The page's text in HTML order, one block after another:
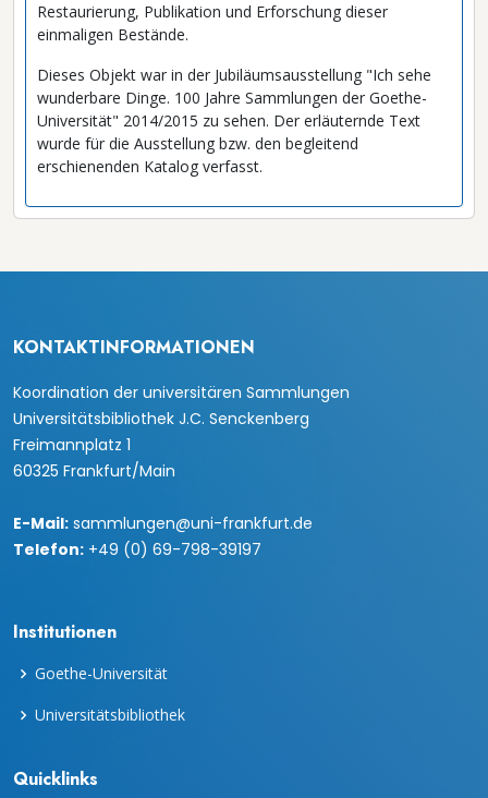
Restaurierung, Publikation und Erforschung dieser
einmaligen Bestände.
Dieses Objekt war in der Jubiläumsausstellung "Ich sehe
wunderbare Dinge. 100 Jahre Sammlungen der Goethe-
Universität" 2014/2015 zu sehen. Der erläuternde Text
wurde für die Ausstellung bzw. den begleitend
erschienenden Katalog verfasst.
KONTAKTINFORMATIONEN
Koordination der universitären Sammlungen
Universitätsbibliothek J.C. Senckenberg
Freimannplatz 1
60325 Frankfurt/Main
E-Mail: sammlungen@uni-frankfurt.de
Telefon: +49 (0) 69-798-39197
Institutionen
Goethe-Universität
Universitätsbibliothek
Quicklinks